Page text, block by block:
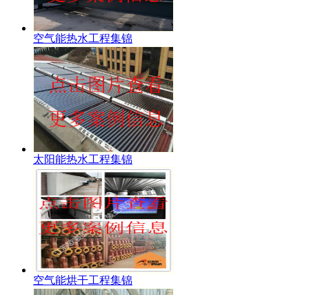
空气能热水工程集锦
太阳能热水工程集锦
空气能烘干工程集锦